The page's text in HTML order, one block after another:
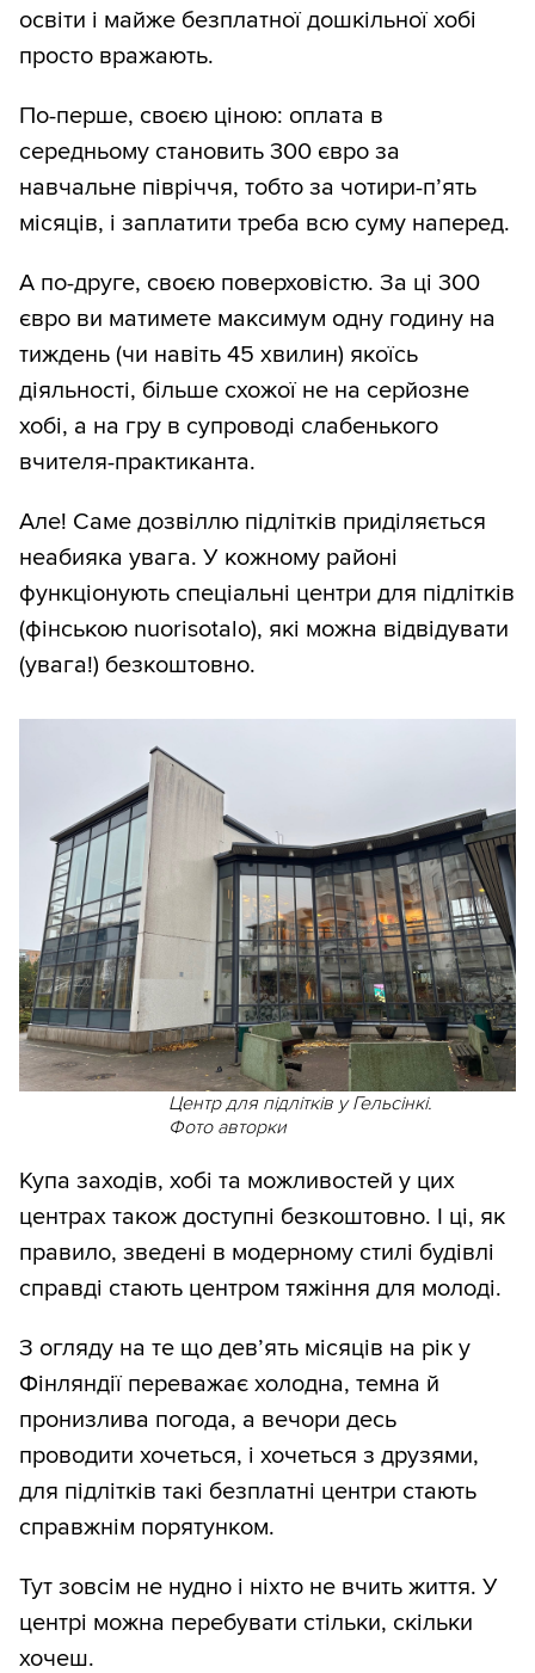
освіти і майже безплатної дошкільної хобі
просто вражають.
По-перше, своєю ціною: оплата в
середньому становить 300 євро за
навчальне півріччя, тобто за чотири-п’ять
місяців, і заплатити треба всю суму наперед.
А по-друге, своєю поверховістю. За ці 300
євро ви матимете максимум одну годину на
тиждень (чи навіть 45 хвилин) якоїсь
діяльності, більше схожої не на серйозне
хобі, а на гру в супроводі слабенького
вчителя-практиканта.
Але! Саме дозвіллю підлітків приділяється
неабияка увага. У кожному районі
функціонують спеціальні центри для підлітків
(фінською nuorisоtalo), які можна відвідувати
(увага!) безкоштовно.
Центр для підлітків у Гельсінкі.
Фото авторки
Купа заходів, хобі та можливостей у цих
центрах також доступні безкоштовно. І ці, як
правило, зведені в модерному стилі будівлі
справді стають центром тяжіння для молоді.
З огляду на те що девʼять місяців на рік у
Фінляндії переважає холодна, темна й
пронизлива погода, а вечори десь
проводити хочеться, і хочеться з друзями,
для підлітків такі безплатні центри стають
справжнім порятунком.
Тут зовсім не нудно і ніхто не вчить життя. У
центрі можна перебувати стільки, скільки
хочеш.